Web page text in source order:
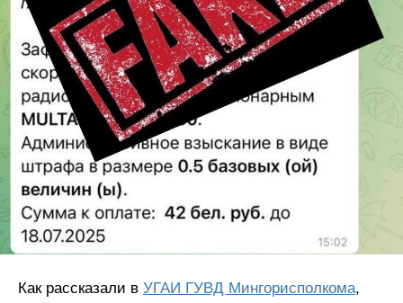
Как рассказали в УГАИ ГУВД Мингорисполкома,